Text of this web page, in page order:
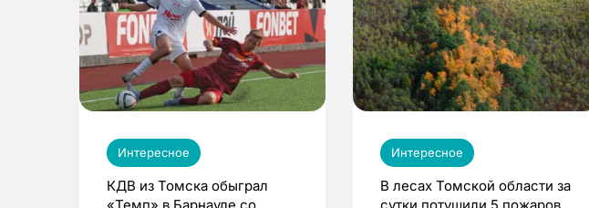
Интересное
КДВ из Томска обыграл
Интересное
В лесах Томской области за